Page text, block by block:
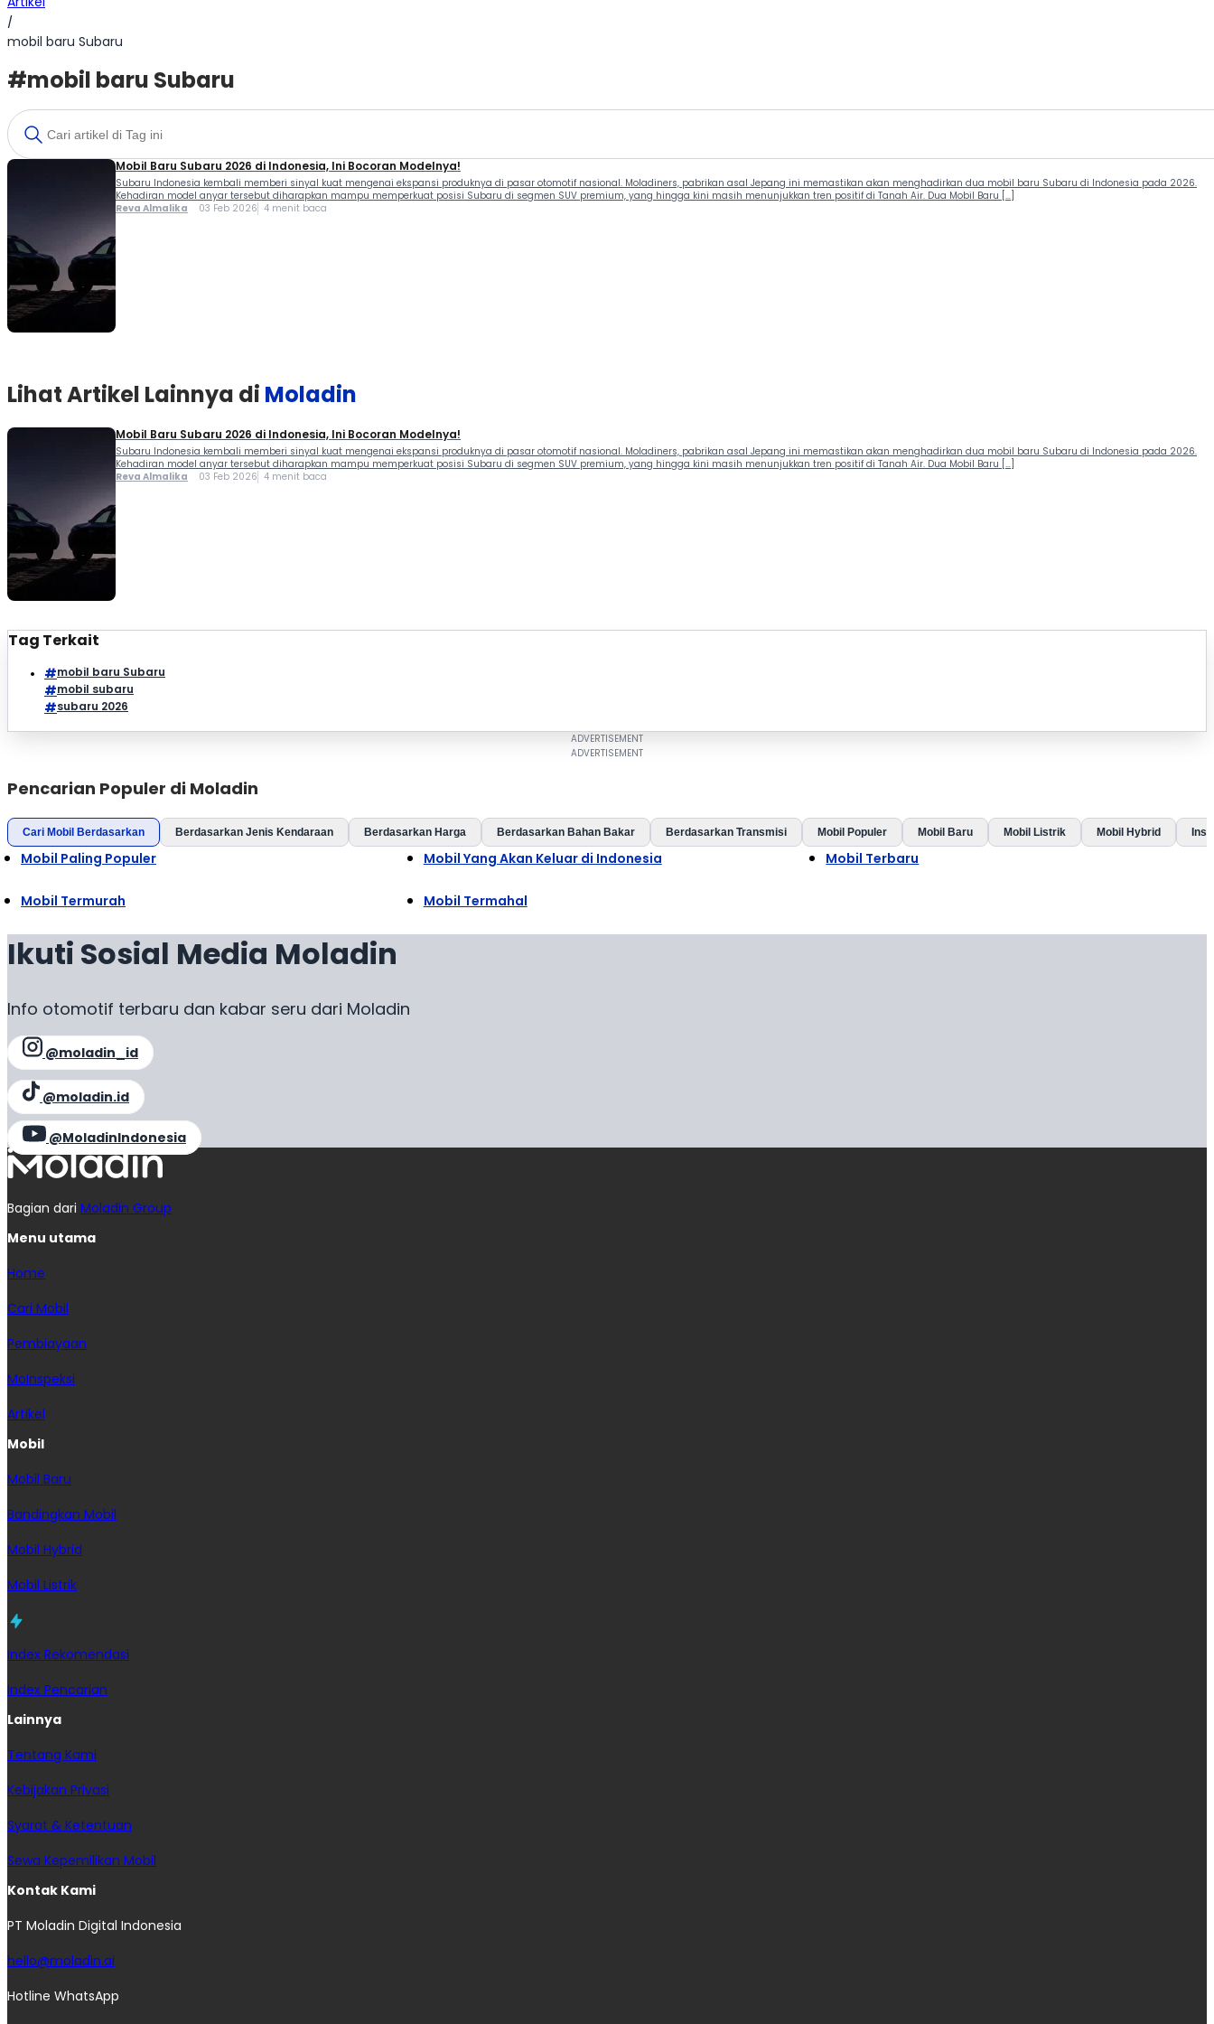
/
mobil baru Subaru
#mobil baru Subaru
Mobil Baru Subaru 2026 di Indonesia, Ini Bocoran Modelnya!
Subaru Indonesia kembali memberi sinyal kuat mengenai ekspansi produknya di pasar otomotif nasional. Moladiners, pabrikan asal Jepang ini memastikan akan menghadirkan dua mobil baru Subaru di Indonesia pada 2026.
Kehadiran model anyar tersebut diharapkan mampu memperkuat posisi Subaru di segmen SUV premium, yang hingga kini masih menunjukkan tren positif di Tanah Air. Dua Mobil Baru […]
Reva Almalika 03 Feb 2026 4 menit baca
Lihat Artikel Lainnya di Moladin
Mobil Baru Subaru 2026 di Indonesia, Ini Bocoran Modelnya!
Subaru Indonesia kembali memberi sinyal kuat mengenai ekspansi produknya di pasar otomotif nasional. Moladiners, pabrikan asal Jepang ini memastikan akan menghadirkan dua mobil baru Subaru di Indonesia pada 2026.
Kehadiran model anyar tersebut diharapkan mampu memperkuat posisi Subaru di segmen SUV premium, yang hingga kini masih menunjukkan tren positif di Tanah Air. Dua Mobil Baru […]
Reva Almalika 03 Feb 2026 4 menit baca
Tag Terkait
mobil baru Subaru
mobil subaru
subaru 2026
Pencarian Populer di Moladin
Cari Mobil Berdasarkan Berdasarkan Jenis Kendaraan Berdasarkan Harga Berdasarkan Bahan Bakar Berdasarkan Transmisi Mobil Populer Mobil Baru Mobil Listrik Mobil Hybrid
Mobil Paling Populer Mobil Yang Akan Keluar di Indonesia Mobil Terbaru
Mobil Termurah Mobil Termahal
Ikuti Sosial Media Moladin
Info otomotif terbaru dan kabar seru dari Moladin
@moladin_id
@moladin.id
@MoladinIndonesia
Bagian dari Moladin Group
Menu utama
Home
Cari Mobil
Pembiayaan
MoInspeksi
Artikel
Mobil
Mobil Baru
Bandingkan Mobil
Mobil Hybrid
Mobil Listrik
Index Rekomendasi
Index Pencarian
Lainnya
Tentang Kami
Kebijakan Privasi
Syarat & Ketentuan
Sewa Kepemilikan Mobil
Kontak Kami
PT Moladin Digital Indonesia
hello@moladin.ai
Hotline WhatsApp